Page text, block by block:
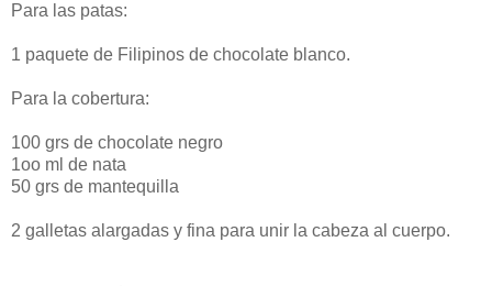
Para las patas:
1 paquete de Filipinos de chocolate blanco.
Para la cobertura:
100 grs de chocolate negro
1oo ml de nata
50 grs de mantequilla
2 galletas alargadas y fina para unir la cabeza al cuerpo.